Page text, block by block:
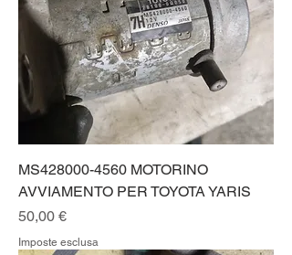
MS428000-4560 MOTORINO
AVVIAMENTO PER TOYOTA YARIS
Prezzo
50,00 €
Imposte esclusa